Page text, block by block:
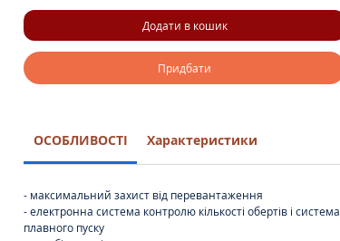
Додати в кошик
Придбати
ОСОБЛИВОСТІ Характеристики
- максимальний захист від перевантаження
- електронна система контролю кількості обертів і система
плавного пуску